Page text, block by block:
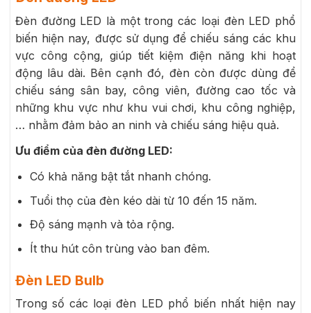
Đèn đường LED là một trong các loại đèn LED phổ
biến hiện nay, được sử dụng để chiếu sáng các khu
vực công cộng, giúp tiết kiệm điện năng khi hoạt
động lâu dài. Bên cạnh đó, đèn còn được dùng để
chiếu sáng sân bay, công viên, đường cao tốc và
những khu vực như khu vui chơi, khu công nghiệp,
… nhằm đảm bảo an ninh và chiếu sáng hiệu quả.
Ưu điểm của đèn đường LED:
Có khả năng bật tắt nhanh chóng.
Tuổi thọ của đèn kéo dài từ 10 đến 15 năm.
Độ sáng mạnh và tỏa rộng.
Ít thu hút côn trùng vào ban đêm.
Đèn LED Bulb
Trong số các loại đèn LED phổ biến nhất hiện nay